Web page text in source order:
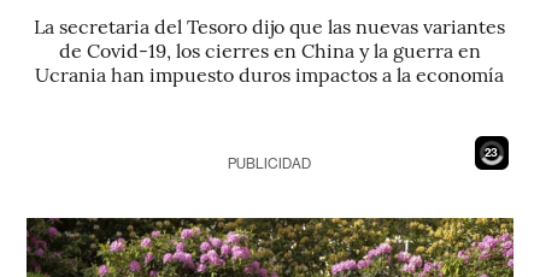
La secretaria del Tesoro dijo que las nuevas variantes
de Covid-19, los cierres en China y la guerra en
Ucrania han impuesto duros impactos a la economía
22
PUBLICIDAD